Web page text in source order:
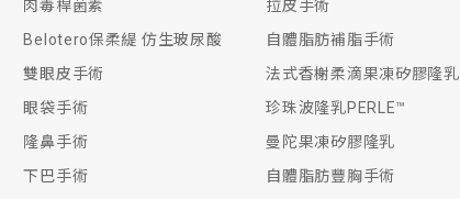
肉毒桿菌素
Belotero保柔緹 仿生玻尿酸
雙眼皮手術
眼袋手術
隆鼻手術
下巴手術
拉皮手術
自體脂肪補脂手術
法式香榭柔滴果凍矽膠隆乳
珍珠波隆乳PERLE™
曼陀果凍矽膠隆乳
自體脂肪豐胸手術